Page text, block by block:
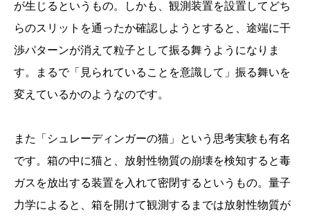
が生じるというもの。しかも、観測装置を設置してどち
らのスリットを通ったか確認しようとすると、途端に干
渉パターンが消えて粒子として振る舞うようになりま
す。まるで「見られていることを意識して」振る舞いを
変えているかのようなのです。
また「シュレーディンガーの猫」という思考実験も有名
です。箱の中に猫と、放射性物質の崩壊を検知すると毒
ガスを放出する装置を入れて密閉するというもの。量子
力学によると、箱を開けて観測するまでは放射性物質が